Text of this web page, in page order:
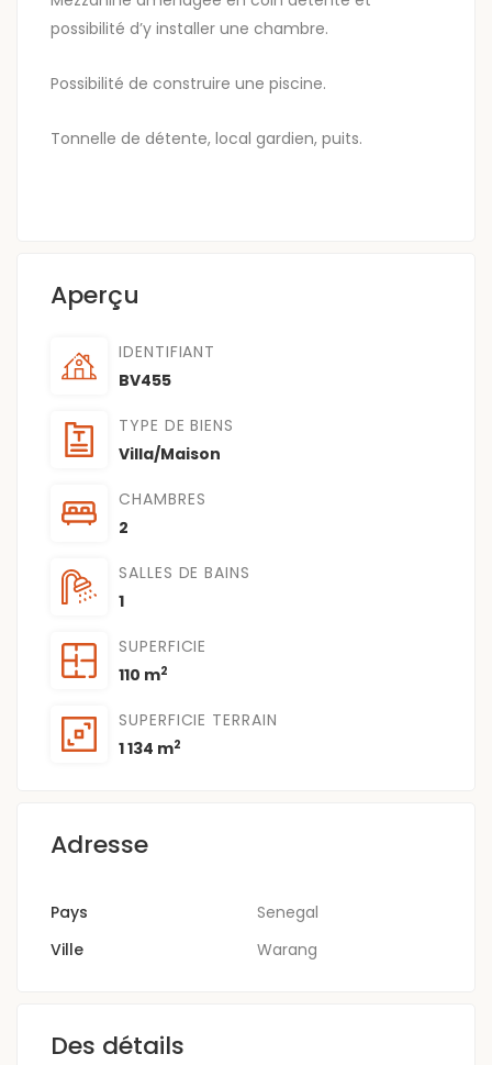
possibilité d’y installer une chambre.
Possibilité de construire une piscine.
Tonnelle de détente, local gardien, puits.
Aperçu
IDENTIFIANT
BV455
TYPE DE BIENS
Villa/Maison
CHAMBRES
2
SALLES DE BAINS
1
SUPERFICIE
110 m2
SUPERFICIE TERRAIN
1 134 m2
Adresse
Pays
Senegal
Ville
Warang
Des détails